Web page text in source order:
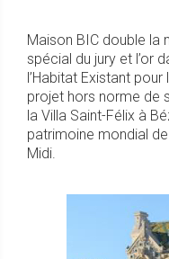
Maison BIC double la
spécial du jury et l’or
l’Habitat Existant
projet hors norme de
la Villa Saint-Félix à
patrimoine mondial
Midi.